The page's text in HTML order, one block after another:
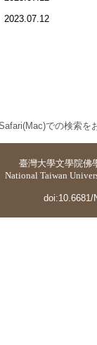
2023.07.12
での検索を
臺灣大學文學院佛
National Taiwan
doi:10.6681/